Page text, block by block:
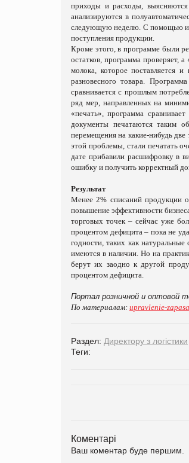
приходы и расходы,
анализируются в
следующую неделю. С помощью
поступления продукции.
Кроме этого, в программе были
остатков, программа проверяет,
молока, которое поставляется
разновесного товара.
сравнивается с прошлым
ряд мер, направленных на
«печать», программа
документы печатаются таким
перемещения на какие-нибудь
этой проблемы, стали печатать
дате прибавили расшифровку в
ошибку и получить корректный
Результат
Менее 2% списаний продукции
повышение эффективности
торговых точек – сейчас уже
процентом дефицита – пока не
годности, таких как
имеются в наличии. Но на
берут их заодно к другой
процентом дефицита.
Портал розничной и оптовой
По материалам: upravlenie-
Раздел: Директору з логістики
Теги:
Коментарі
Ваш коментар буде першим.